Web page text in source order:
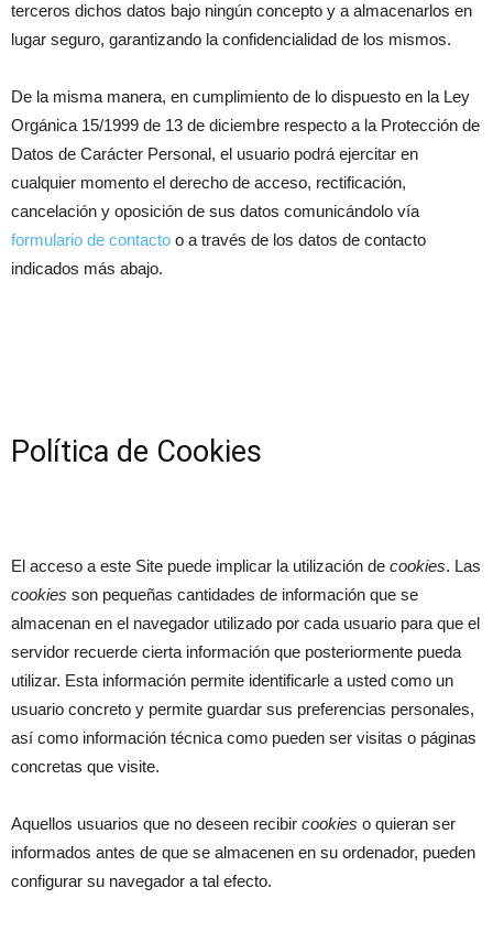
terceros dichos datos bajo ningún concepto y a almacenarlos en
lugar seguro, garantizando la confidencialidad de los mismos.
De la misma manera, en cumplimiento de lo dispuesto en la Ley
Orgánica 15/1999 de 13 de diciembre respecto a la Protección de
Datos de Carácter Personal, el usuario podrá ejercitar en
cualquier momento el derecho de acceso, rectificación,
cancelación y oposición de sus datos comunicándolo vía
formulario de contacto o a través de los datos de contacto
indicados más abajo.
Política de Cookies
El acceso a este Site puede implicar la utilización de cookies. Las
cookies son pequeñas cantidades de información que se
almacenan en el navegador utilizado por cada usuario para que el
servidor recuerde cierta información que posteriormente pueda
utilizar. Esta información permite identificarle a usted como un
usuario concreto y permite guardar sus preferencias personales,
así como información técnica como pueden ser visitas o páginas
concretas que visite.
Aquellos usuarios que no deseen recibir cookies o quieran ser
informados antes de que se almacenen en su ordenador, pueden
configurar su navegador a tal efecto.